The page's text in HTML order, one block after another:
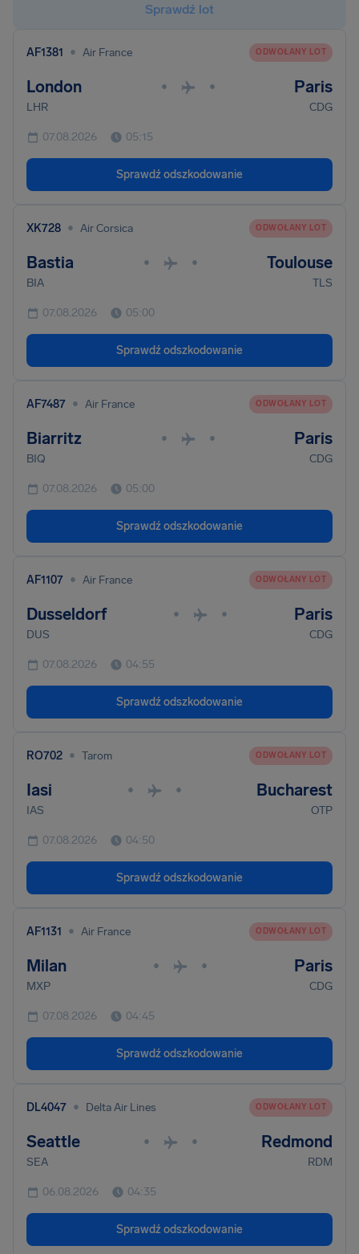
Sprawdź lot
AF1381 • Air France ODWOŁANY LOT
London • • Paris
LHR CDG
07.08.2026 05:15
Sprawdź odszkodowanie
XK728 • Air Corsica ODWOŁANY LOT
Bastia • • Toulouse
BIA TLS
07.08.2026 05:00
Sprawdź odszkodowanie
AF7487 • Air France ODWOŁANY LOT
Biarritz • • Paris
BIQ CDG
07.08.2026 05:00
Sprawdź odszkodowanie
AF1107 • Air France ODWOŁANY LOT
Dusseldorf • • Paris
DUS CDG
07.08.2026 04:55
Sprawdź odszkodowanie
RO702 • Tarom ODWOŁANY LOT
Iasi • • Bucharest
IAS OTP
07.08.2026 04:50
Sprawdź odszkodowanie
AF1131 • Air France ODWOŁANY LOT
Milan • • Paris
MXP CDG
07.08.2026 04:45
Sprawdź odszkodowanie
DL4047 • Delta Air Lines ODWOŁANY LOT
Seattle • • Redmond
SEA RDM
06.08.2026 04:35
Sprawdź odszkodowanie